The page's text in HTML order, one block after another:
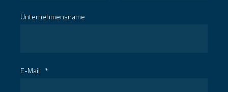
Unternehmensname
E-Mail *